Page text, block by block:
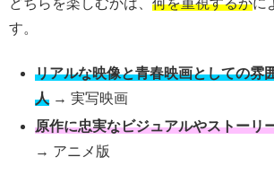
す。
リアルな映像と青春映画としての雰
人 → 実写映画
原作に忠実なビジュアルやストーリ
→ アニメ版